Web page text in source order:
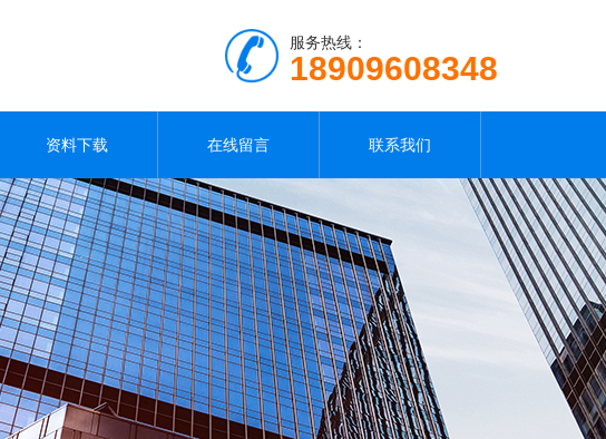
服务热线：
18909608348
资料下载 在线留言 联系我们